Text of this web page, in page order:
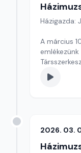
Házigazda:
A március
emlékezünk
2026. 03.